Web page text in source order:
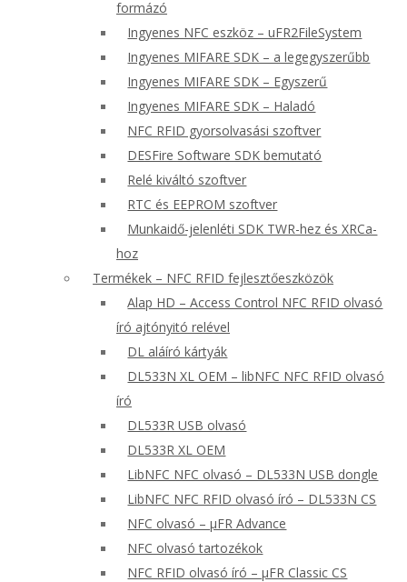
formázó
Ingyenes NFC eszköz – uFR2FileSystem
Ingyenes MIFARE SDK – a legegyszerűbb
Ingyenes MIFARE SDK – Egyszerű
Ingyenes MIFARE SDK – Haladó
NFC RFID gyorsolvasási szoftver
DESFire Software SDK bemutató
Relé kiváltó szoftver
RTC és EEPROM szoftver
Munkaidő-jelenléti SDK TWR-hez és XRCa-
hoz
Termékek – NFC RFID fejlesztőeszközök
Alap HD – Access Control NFC RFID olvasó
író ajtónyitó relével
DL aláíró kártyák
DL533N XL OEM – libNFC NFC RFID olvasó
író
DL533R USB olvasó
DL533R XL OEM
LibNFC NFC olvasó – DL533N USB dongle
LibNFC NFC RFID olvasó író – DL533N CS
NFC olvasó – μFR Advance
NFC olvasó tartozékok
NFC RFID olvasó író – μFR Classic CS